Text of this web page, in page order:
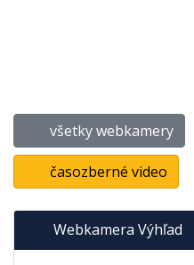
všetky webkamery
časozberné video
Webkamera Výhľad